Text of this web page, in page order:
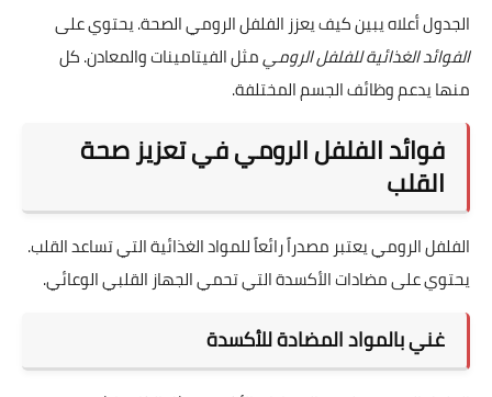
الجدول أعلاه يبين كيف يعزز الفلفل الرومي الصحة. يحتوي على
الفوائد الغذائية للفلفل الروميمثل الفيتامينات والمعادن. كل
منها يدعم وظائف الجسم المختلفة.
فوائد الفلفل الرومي في تعزيز صحة
القلب
الفلفل الرومي يعتبر مصدراً رائعاً للمواد الغذائية التي تساعد القلب.
يحتوي على مضادات الأكسدة التي تحمي الجهاز القلبي الوعائي.
غني بالمواد المضادة للأكسدة